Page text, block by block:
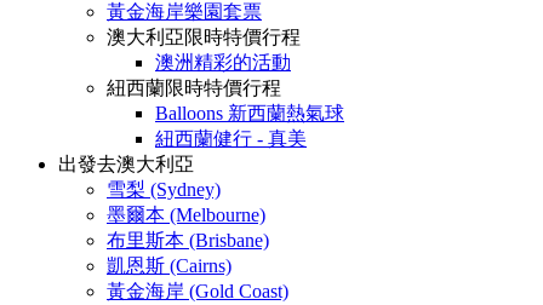
黃金海岸樂園套票
澳大利亞限時特價行程
澳洲精彩的活動
紐西蘭限時特價行程
Balloons 新西蘭熱氣球
紐西蘭健行 - 真美
出發去澳大利亞
雪梨 (Sydney)
墨爾本 (Melbourne)
布里斯本 (Brisbane)
凱恩斯 (Cairns)
黃金海岸 (Gold Coast)